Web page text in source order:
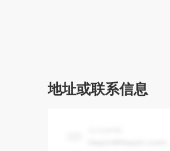
地址或联系信息